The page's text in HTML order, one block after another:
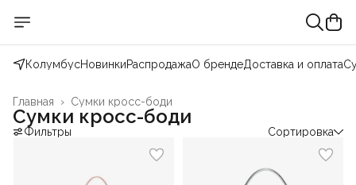
КолумбусНовинкиРаспродажаО брендеДоставка и оплата
Сумки кросс-боди
Главная ›
Сумки кросс-боди
Фильтры Сортировка